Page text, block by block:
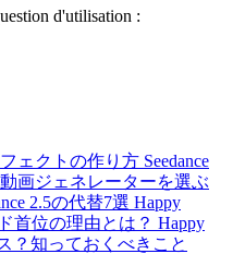
d'utilisation :
ェクトの作り方 Seedance
画ジェネレーターを選ぶ
2.5の代替7選 Happy
首位の理由とは？ Happy
？知っておくべきこと